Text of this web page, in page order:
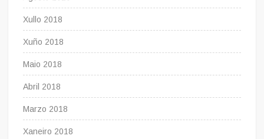
Xullo 2018
Xuño 2018
Maio 2018
Abril 2018
Marzo 2018
Xaneiro 2018